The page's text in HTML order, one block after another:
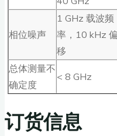
相位噪声
1 GHz 载波频
率，10 kHz 偏
移
总体测量不
确定度
< 8 GHz
订货信息